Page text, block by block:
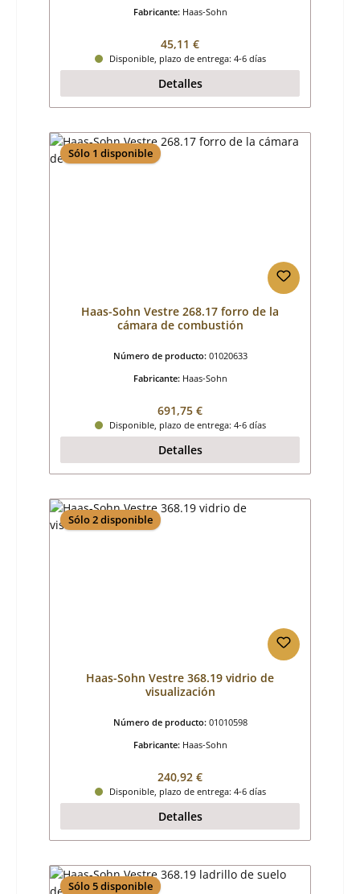
Fabricante: Haas-Sohn
Precio normal:
45,11 €
Disponible, plazo de entrega: 4-6 días
Detalles
Sólo 1 disponible
Haas-Sohn Vestre 268.17 forro de la
cámara de combustión
Número de producto: 01020633
Fabricante: Haas-Sohn
Precio normal:
691,75 €
Disponible, plazo de entrega: 4-6 días
Detalles
Sólo 2 disponible
Haas-Sohn Vestre 368.19 vidrio de
visualización
Número de producto: 01010598
Fabricante: Haas-Sohn
Precio normal:
240,92 €
Disponible, plazo de entrega: 4-6 días
Detalles
Sólo 5 disponible